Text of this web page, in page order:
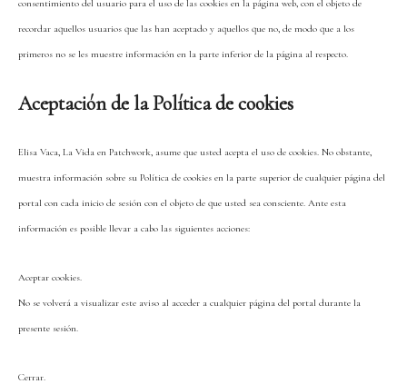
consentimiento del usuario para el uso de las cookies en la página web, con el objeto de
recordar aquellos usuarios que las han aceptado y aquellos que no, de modo que a los
primeros no se les muestre información en la parte inferior de la página al respecto.
Aceptación de la Política de cookies
Elisa Vaca, La Vida en Patchwork, asume que usted acepta el uso de cookies. No obstante,
muestra información sobre su Política de cookies en la parte superior de cualquier página del
portal con cada inicio de sesión con el objeto de que usted sea consciente. Ante esta
información es posible llevar a cabo las siguientes acciones:
Aceptar cookies.
No se volverá a visualizar este aviso al acceder a cualquier página del portal durante la
presente sesión.
Cerrar.